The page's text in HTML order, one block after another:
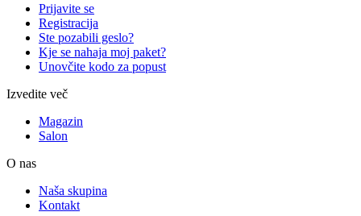
Prijavite se
Registracija
Ste pozabili geslo?
Kje se nahaja moj paket?
Unovčite kodo za popust
Izvedite več
Magazin
Salon
O nas
Naša skupina
Kontakt